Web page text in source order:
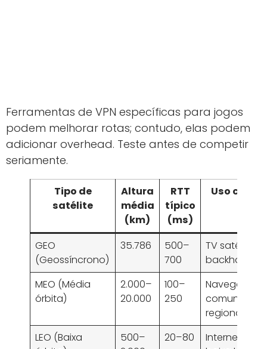
Ferramentas de VPN específicas para jogos
podem melhorar rotas; contudo, elas podem
adicionar overhead. Teste antes de competir
seriamente.
Tipo de
satélite
Altura
média
(km)
RTT
típico
(ms)
Uso
GEO
(Geossíncrono)
35.786
500–
700
TV satélite,
backhaul
MEO (Média
órbita)
2.000–
20.000
100–
250
Navegação,
regionais
LEO (Baixa
500–
20–80
Internet de